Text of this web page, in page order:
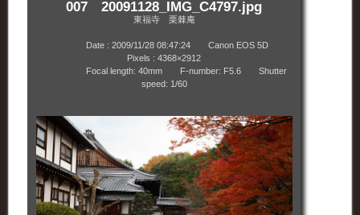
007 20091128_IMG_C4797.jpg
東福寺 栗棘庵
Date : 2009/11/28 08:47:24 Canon EOS 5D
Pixels : 4368×2912
Focal length: 40mm F-number: F5.6 Shutter
speed: 1/60